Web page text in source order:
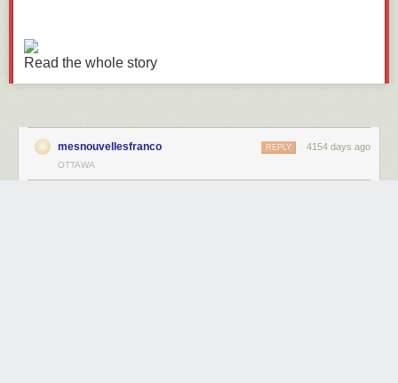
Read the whole story
mesnouvellesfranco 4154 days ago
REPLY
OTTAWA